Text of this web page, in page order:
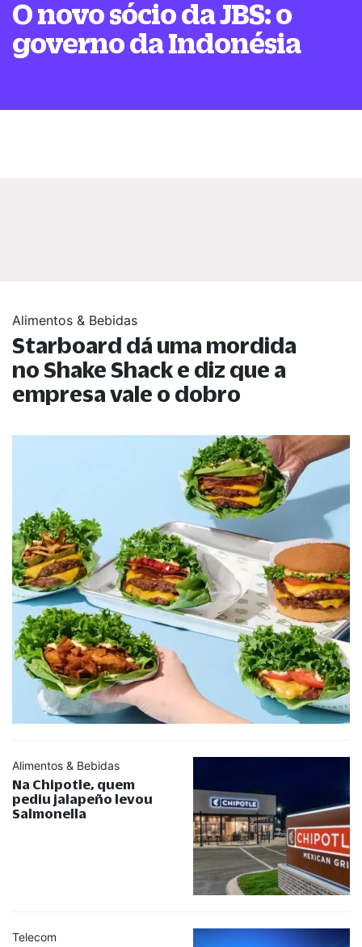
O novo sócio da JBS: o
governo da Indonésia
Alimentos & Bebidas
Starboard dá uma mordida
no Shake Shack e diz que a
empresa vale o dobro
Alimentos & Bebidas
Na Chipotle, quem
pediu jalapeño levou
Salmonella
Telecom